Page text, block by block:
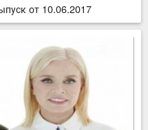
от 10.06.2017